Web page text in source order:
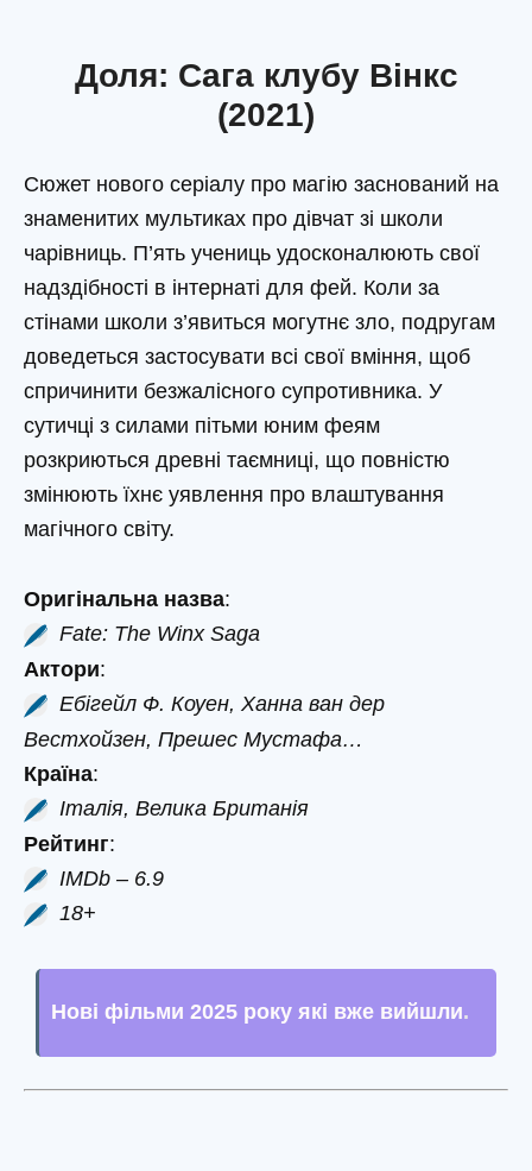
Доля: Сага клубу Вінкс
(2021)
Сюжет нового серіалу про магію заснований на
знаменитих мультиках про дівчат зі школи
чарівниць. П’ять учениць удосконалюють свої
надздібності в інтернаті для фей. Коли за
стінами школи з’явиться могутнє зло, подругам
доведеться застосувати всі свої вміння, щоб
спричинити безжалісного супротивника. У
сутичці з силами пітьми юним феям
розкриються древні таємниці, що повністю
змінюють їхнє уявлення про влаштування
магічного світу.
Оригінальна назва:
Fate: The Winx Saga
Актори:
Ебігейл Ф. Коуен, Ханна ван дер
Вестхойзен, Прешес Мустафа…
Країна:
Італія, Велика Британія
Рейтинг:
IMDb – 6.9
18+
Нові фільми 2025 року які вже вийшли.